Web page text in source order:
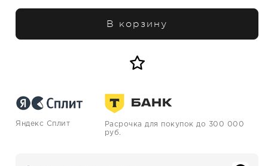
В корзину
Яндекс Сплит
Расрочка для покупок до 300 000
руб.